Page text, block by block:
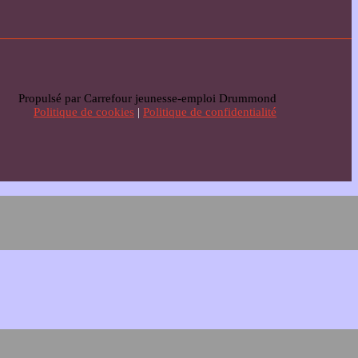
Propulsé par Carrefour jeunesse-emploi Drummond
Politique de cookies | Politique de confidentialité